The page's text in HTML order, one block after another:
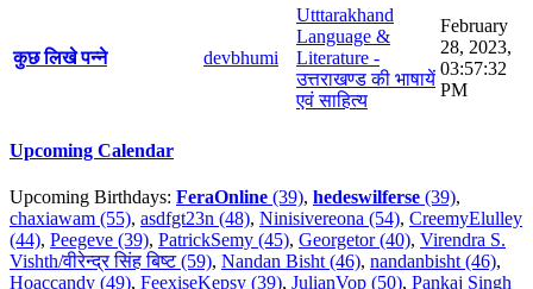
कुछ लिखे पन्ने devbhumi
Utttarakhand
Language &
Literature -
उत्तराखण्ड की भाषायें
एवं साहित्य
February
28, 2023,
03:57:32
PM
Upcoming Calendar
Upcoming Birthdays: FeraOnline (39), hedeswilferse (39),
chaxiawam (55), asdfgt23n (48), Ninisivereona (54), CreemyElulley
(44), Peegeve (39), PatrickSemy (45), Georgetor (40), Virendra S.
Vishth/वीरेन्द्र सिंह बिष्ट (59), Nandan Bisht (46), nandanbisht (46),
Hoaccandy (49), FeexiseKepsy (39), JulianVop (50), Pankaj Singh